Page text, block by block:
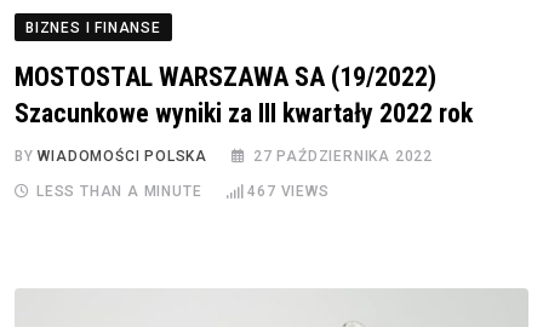
BIZNES I FINANSE
MOSTOSTAL WARSZAWA SA (19/2022)
Szacunkowe wyniki za III kwartały 2022 rok
BYWIADOMOŚCI POLSKA 27 PAŹDZIERNIKA 2022
LESS THAN A MINUTE 467 VIEWS